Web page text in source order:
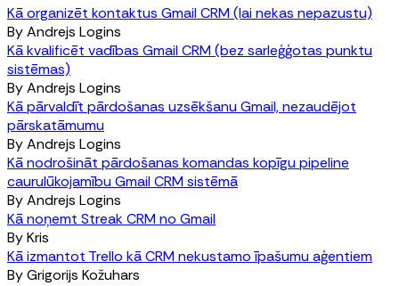
Kā organizēt kontaktus Gmail CRM (lai nekas nepazustu)
ByAndrejs Logins
Kā kvalificēt vadības Gmail CRM (bez sarleģģotas punktu
sistēmas)
ByAndrejs Logins
Kā pārvaldīt pārdošanas uzsēkšanu Gmail, nezaudējot
pārskatāmumu
ByAndrejs Logins
Kā nodrošināt pārdošanas komandas kopīgu pipeline
caurulūkojamību Gmail CRM sistēmā
ByAndrejs Logins
Kā noņemt Streak CRM no Gmail
ByKris
Kā izmantot Trello kā CRM nekustamo īpašumu aģentiem
ByGrigorijs Kožuhars